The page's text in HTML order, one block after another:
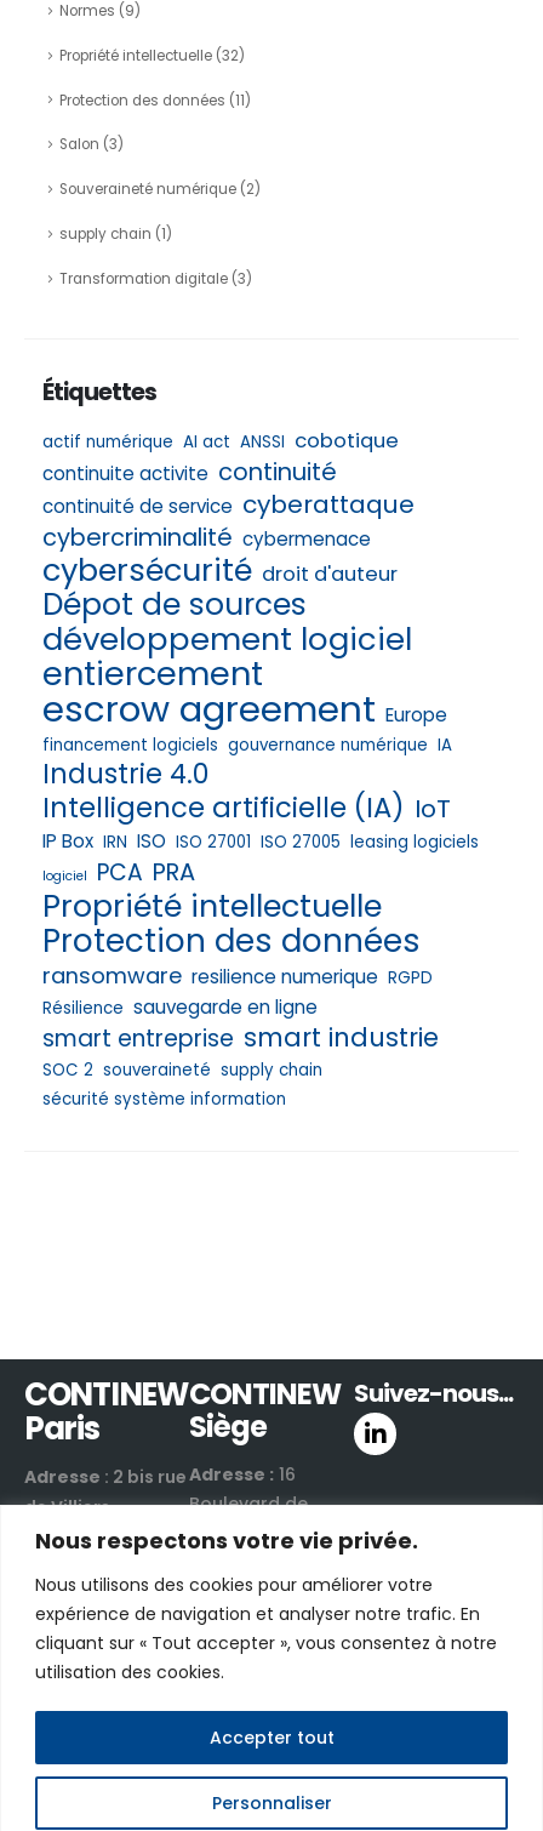
Nous respectons votre vie privée.
Nous utilisons des cookies pour améliorer votre
expérience de navigation et analyser notre trafic. En
cliquant sur « Tout accepter », vous consentez à notre
utilisation des cookies.
Personnaliser
Accepter tout
Normes (9)
Propriété intellectuelle(32)
Protection des données (11)
Salon (3)
Souveraineté numérique(2)
supply chain (1)
Transformation digitale(3)
Étiquettes
actif numérique AI act ANSSI cobotique
continuite activite continuité
continuité de service cyberattaque
cybercriminalité cybermenace
cybersécurité droit d'auteur
Dépot de sources
développement logiciel
entiercement
escrow agreement Europe
financement logiciels gouvernance numérique IA
Industrie 4.0
Intelligence artificielle (IA) IoT
IP Box IRN ISO ISO 27001 ISO 27005 leasing logiciels
logiciel PCA PRA
Propriété intellectuelle
Protection des données
ransomware resilience numerique RGPD
Résilience sauvegarde en ligne
smart entreprise smart industrie
SOC 2 souveraineté supply chain
sécurité système information
CONTINEW
Paris
Adresse : 2 bis rue
de Villiers
92300 Levallois-
Email : nous
contacter par e-
mail
(0)1 48 06 70 03
CONTINEW
Siège
Adresse : 16
Boulevard de
Valmy
France
Email : nous
contacter par e-
mail
Téléphone : +33
(0)4 81 17 00 40
Suivez-nous...
CONTINEW © 2026 - Tous droits réservés